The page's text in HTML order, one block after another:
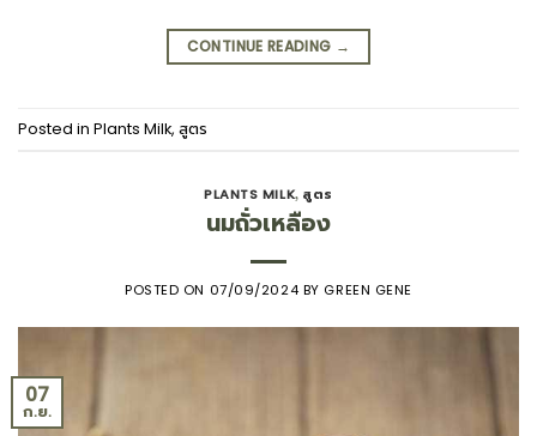
CONTINUE READING →
Posted in Plants Milk, สูตร
PLANTS MILK, สูตร
นมถั่วเหลือง
POSTED ON 07/09/2024 BY GREEN GENE
07
ก.ย.